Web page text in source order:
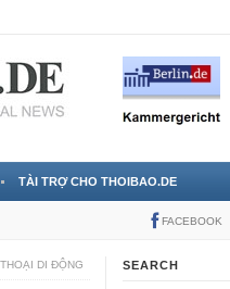
TÀI TRỢ CHO THOIBAO.DE
FACEBOOK
DI ĐỘNG SEARCH